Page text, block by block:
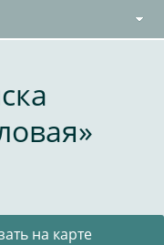
на карте